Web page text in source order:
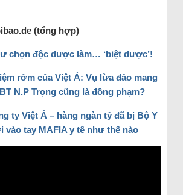
(tổng hợp)
chọn độc dược làm… ‘biệt dược’!
rởm của Việt Á: Vụ lừa đảo mang
N.P Trọng cũng là đồng phạm?
ty Việt Á – hàng ngàn tỷ đã bị Bộ Y
vào tay MAFIA y tế như thế nào